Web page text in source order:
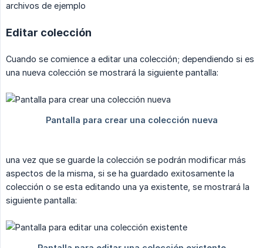
archivos de ejemplo
Editar colección
Cuando se comience a editar una colección; dependiendo si es
una nueva colección se mostrará la siguiente pantalla:
una vez que se guarde la colección se podrán modificar más
aspectos de la misma, si se ha guardado exitosamente la
colección o se esta editando una ya existente, se mostrará la
siguiente pantalla: